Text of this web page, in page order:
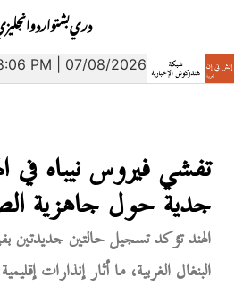
اردوبشتودري
PM | 07/08/2026
تفشي فيروس نيباه في
جدية حول جاهزية
الهند تؤكد تسجيل حالتين جديدتين
البنغال الغربية، ما أثار إنذارات